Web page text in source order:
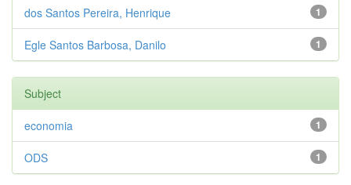
1
dos Santos Pereira, Henrique
1
Egle Santos Barbosa, Danilo
Subject
1
economia
1
ODS